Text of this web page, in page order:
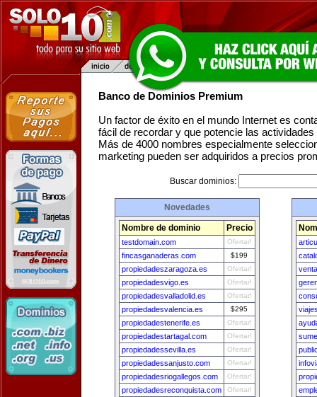
Banco de Dominios Premium
Un factor de éxito en el mundo Internet es
fácil de recordar y que potencie las
Más de 4000 nombres especialmente
marketing pueden ser adquiridos a precios
Buscar dominios:
Novedades
Nombre de dominio Precio
testdomain.com Ofertar!
fincasganaderas.com $199
propiedadeszaragoza.es Ofertar!
propiedadesvigo.es Ofertar!
propiedadesvalladolid.es Ofertar!
propiedadesvalencia.es $295
propiedadestenerife.es Ofertar!
propiedadestartagal.com Ofertar!
propiedadessevilla.es Ofertar!
propiedadessanjusto.com Ofertar!
propiedadesriogallegos.com Ofertar!
propiedadesreconquista.com Ofertar!